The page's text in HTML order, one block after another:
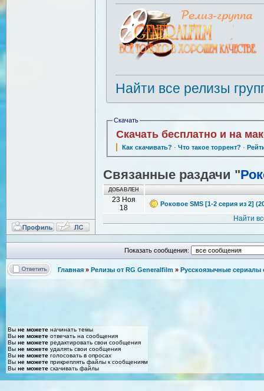
Найти все релизы
Скачать
Скачать бесплатно и на
Как скачивать? · Что такое торрент? ·
Связанные раздачи "
ДОБАВЛЕН
23 Ноя
18
Роковое SMS [1-2 серия из 2]
Найти
Показать сообщения:
Главная » Релизы от RG Generalfilm » Русскоязычные сериалы
Вы не можете начинать темы
Вы не можете отвечать на сообщения
Вы не можете редактировать свои сообщения
Вы не можете удалять свои сообщения
Вы не можете голосовать в опросах
Вы не можете прикреплять файлы к сообщениям
Вы не можете скачивать файлы